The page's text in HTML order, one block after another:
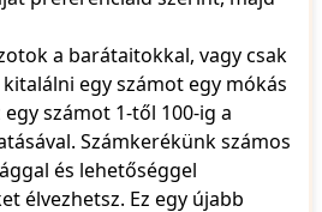
a barátaitokkal, vagy csak
egy számot egy mókás
számot 1-től 100-ig a
Számkerékünk számos
és lehetőséggel
élvezhetsz. Ez egy újabb